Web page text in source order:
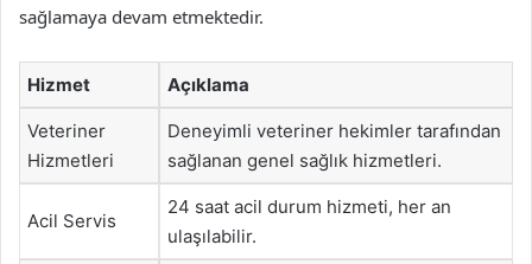
sağlamaya devam etmektedir.
Hizmet Açıklama
Veteriner
Hizmetleri
Deneyimli veteriner hekimler tarafından
sağlanan genel sağlık hizmetleri.
Acil Servis
24 saat acil durum hizmeti, her an
ulaşılabilir.